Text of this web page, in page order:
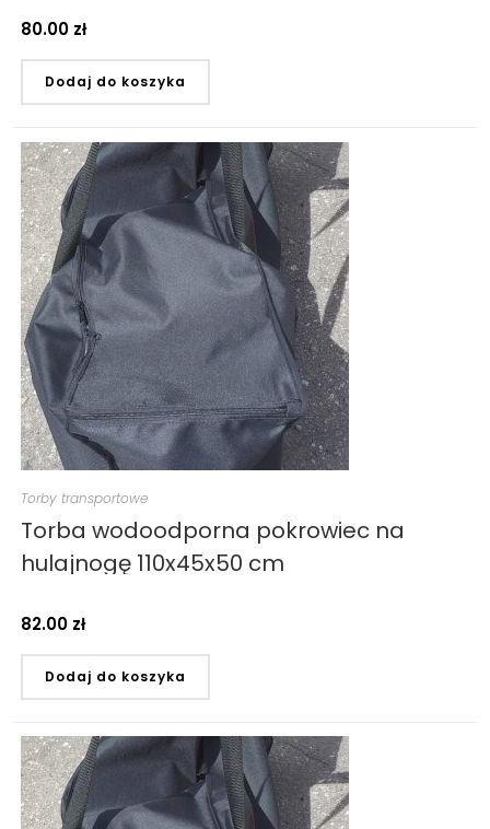
80.00 zł
Dodaj do koszyka
Torby transportowe
Torba wodoodporna pokrowiec na
hulajnogę 110x45x50 cm
82.00 zł
Dodaj do koszyka